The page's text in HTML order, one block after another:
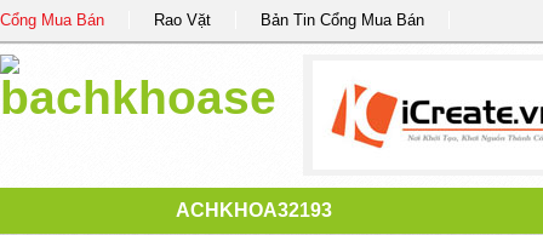
Cổng Mua Bán Rao Vặt Bản Tin Cổng Mua Bán
ACHKHOA32193